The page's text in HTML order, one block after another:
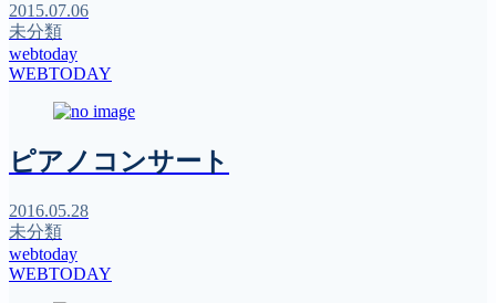
2015.07.06
未分類
webtoday
WEBTODAY
ピアノコンサート
2016.05.28
未分類
webtoday
WEBTODAY